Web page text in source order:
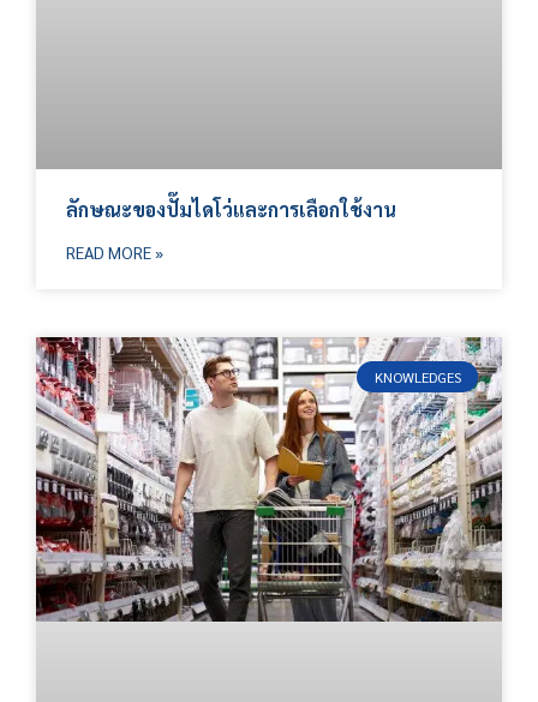
ลักษณะของปั๊มไดโว่และการเลือกใช้งาน
READ MORE »
KNOWLEDGES